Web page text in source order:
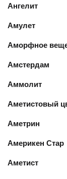
Ангелит
Амулет
Аморфное
Амстердам
Аммолит
Аметистовый
Аметрин
Америкен Стар
Аметист